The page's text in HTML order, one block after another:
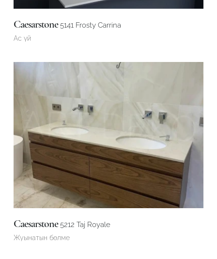
Caesarstone5141 Frosty Carrina
Ас үй
Caesarstone5212 Taj Royale
Жуынатын бөлме